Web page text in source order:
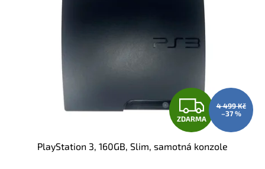
Z
D
A
ZDARMA
4 499 Kč
–37 %
PlayStation 3, 160GB, Slim, samotná konzole